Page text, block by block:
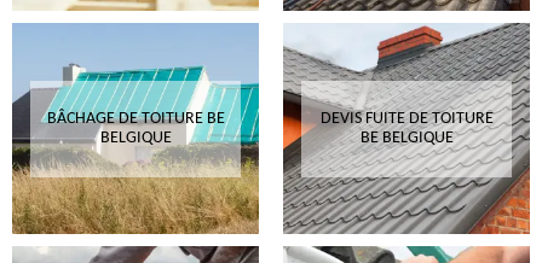
BÂCHAGE DE TOITURE BE
BELGIQUE
DEVIS FUITE DE TOITURE
BE BELGIQUE